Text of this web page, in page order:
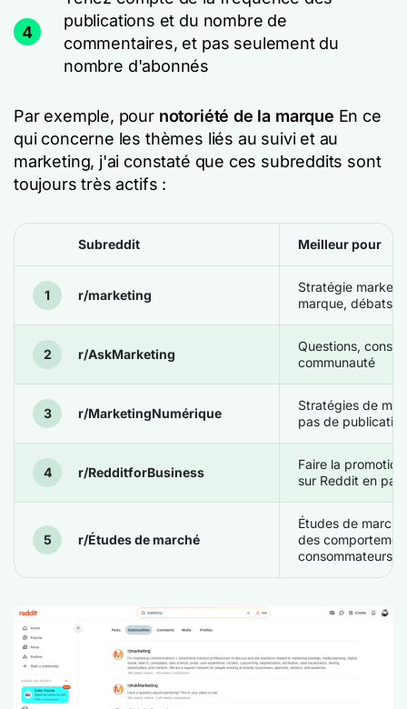
4
publications et du nombre de
commentaires, et pas seulement du
nombre d'abonnés
Par exemple, pour notoriété de la marque En ce
qui concerne les thèmes liés au suivi et au
marketing, j'ai constaté que ces subreddits sont
toujours très actifs :
Subreddit Meilleur pour
r/marketing
Stratégie
marque, débats
r/AskMarketing
Questions,
communauté
r/MarketingNumérique
Stratégies de
pas de
r/RedditforBusiness
Faire la
sur Reddit en
r/Études de marché
Études de
des
consommateurs